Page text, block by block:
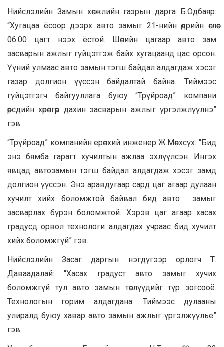
Нийслэлийн Замын хөгжлийн газрын дарга Б.Одбаяр:
“Хугацаа ёсоор дээрх авто замыг 21-нийн өдрийн өглөө
06.00 цагт нээх ёстой. Шөнийн цагаар авто зам
засварын ажлыг гүйцэтгэж байх хугацаанд цас орсон.
Үүний улмаас авто замын тэгш байдал алдагдаж хэсэг
газар долгион үүссэн байдалтай байна. Тиймээс
гүйцэтгэгч байгууллага буюу “Трүйроад” компани
өөрсдийн хөрөнгөөр дахин засварын ажлыг үргэлжлүүлнэ”
гэв.
“Трүйроад” компанийн ерөнхий инженер Ж.Мөнхсүх: “Бид
энэ бямба гарагт хучилтын ажлаа эхлүүлсэн. Ингэх
явцад автозамын тэгш байдал алдагдаж хэсэг замд
долгион үүссэн. Энэ аравдугаар сард цаг агаар дулаан
хучилт хийх боломжтой байвал бид авто замыг
засварлах бүрэн боломжтой. Хэрэв цаг агаар хасах
градусд орвол технологи алдагдах учраас бид хучилт
хийх боломжгүй” гэв.
Нийслэлийн Засаг даргын нэгдүгээр орлогч Т.
Даваадалай: “Хасах градуст авто замыг хучих
боломжгүй тул авто замын төслүүдийг түр зогсооё.
Технологын горим алдагдана. Тиймээс дулааны
улиралд буюу хавар авто замын ажлыг үргэлжүүлье”
гэв.